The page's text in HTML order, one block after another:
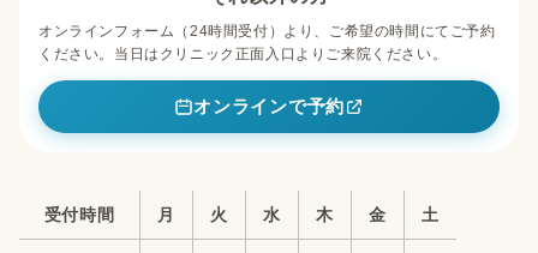
オンラインフォーム（24時間受付）より、ご希望の時間にてご予約
ください。当日はクリニック正面入口よりご来院ください。
オンラインで予約
受付時間 月 火 水 木 金 土